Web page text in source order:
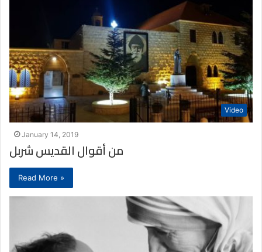
Video
January 14, 2019
من أقوال القديس شربل
Read More »